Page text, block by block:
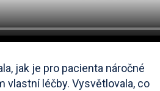
jak je pro pacienta náročné
vlastní léčby. Vysvětlovala, co